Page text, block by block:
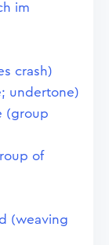
im
crash)
undertone)
(group
of
(weaving